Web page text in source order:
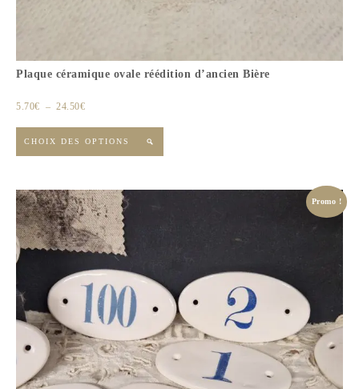
Plaque céramique ovale réédition d’ancien Bière
5.70€ – 24.50€
CHOIX DES OPTIONS 
Promo !